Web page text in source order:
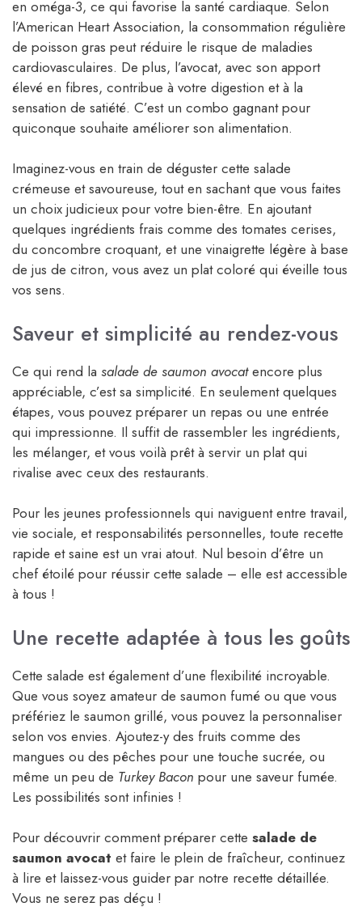
en oméga-3, ce qui favorise la santé cardiaque. Selon
l’American Heart Association, la consommation régulière
de poisson gras peut réduire le risque de maladies
cardiovasculaires. De plus, l’avocat, avec son apport
élevé en fibres, contribue à votre digestion et à la
sensation de satiété. C’est un combo gagnant pour
quiconque souhaite améliorer son alimentation.
Imaginez-vous en train de déguster cette salade
crémeuse et savoureuse, tout en sachant que vous faites
un choix judicieux pour votre bien-être. En ajoutant
quelques ingrédients frais comme des tomates cerises,
du concombre croquant, et une vinaigrette légère à base
de jus de citron, vous avez un plat coloré qui éveille tous
vos sens.
Saveur et simplicité au rendez-vous
Ce qui rend la salade de saumon avocatencore plus
appréciable, c’est sa simplicité. En seulement quelques
étapes, vous pouvez préparer un repas ou une entrée
qui impressionne. Il suffit de rassembler les ingrédients,
les mélanger, et vous voilà prêt à servir un plat qui
rivalise avec ceux des restaurants.
Pour les jeunes professionnels qui naviguent entre travail,
vie sociale, et responsabilités personnelles, toute recette
rapide et saine est un vrai atout. Nul besoin d’être un
chef étoilé pour réussir cette salade – elle est accessible
à tous !
Une recette adaptée à tous les goûts
Cette salade est également d’une flexibilité incroyable.
Que vous soyez amateur de saumon fumé ou que vous
préfériez le saumon grillé, vous pouvez la personnaliser
selon vos envies. Ajoutez-y des fruits comme des
mangues ou des pêches pour une touche sucrée, ou
même un peu de Turkey Bacon pour une saveur fumée.
Les possibilités sont infinies !
Pour découvrir comment préparer cette salade de
saumon avocat et faire le plein de fraîcheur, continuez
à lire et laissez-vous guider par notre recette détaillée.
Vous ne serez pas déçu !